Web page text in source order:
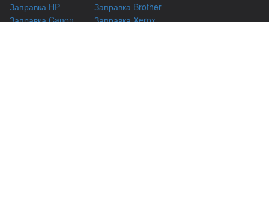
Заправка HP
Заправка Canon
Заправка Brother
Заправка Xerox